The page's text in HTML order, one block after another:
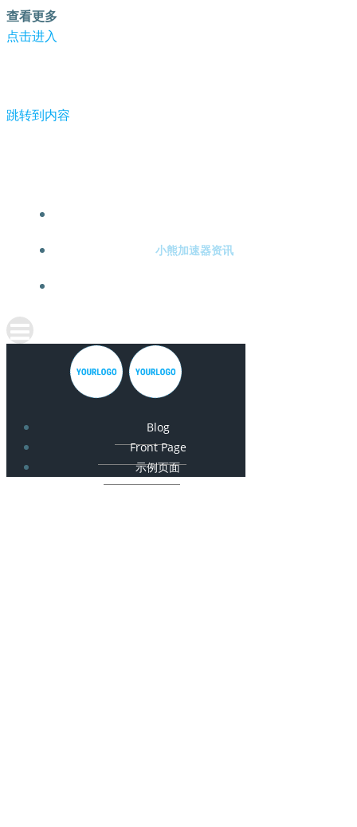
查看更多
点击进入
跳转到内容
小熊加速器资讯
Blog
Front Page
示例页面